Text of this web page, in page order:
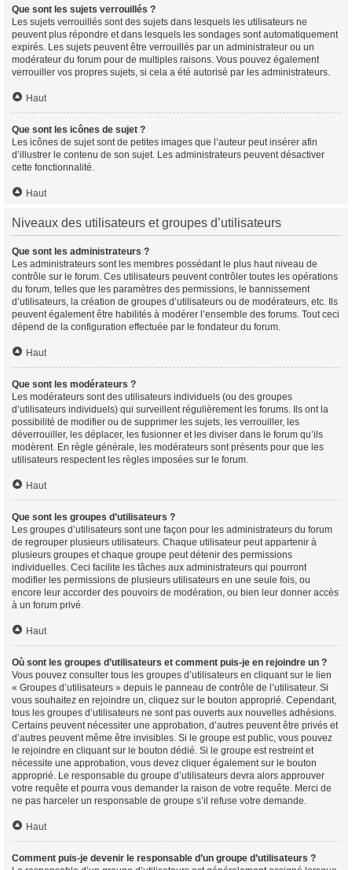
Que sont les sujets verrouillés ?
Les sujets verrouillés sont des sujets dans lesquels les utilisateurs ne
peuvent plus répondre et dans lesquels les sondages sont automatiquement
expirés. Les sujets peuvent être verrouillés par un administrateur ou un
modérateur du forum pour de multiples raisons. Vous pouvez également
verrouiller vos propres sujets, si cela a été autorisé par les administrateurs.
Haut
Que sont les icônes de sujet ?
Les icônes de sujet sont de petites images que l’auteur peut insérer afin
d’illustrer le contenu de son sujet. Les administrateurs peuvent désactiver
cette fonctionnalité.
Haut
Niveaux des utilisateurs et groupes d’utilisateurs
Que sont les administrateurs ?
Les administrateurs sont les membres possédant le plus haut niveau de
contrôle sur le forum. Ces utilisateurs peuvent contrôler toutes les opérations
du forum, telles que les paramètres des permissions, le bannissement
d’utilisateurs, la création de groupes d’utilisateurs ou de modérateurs, etc. Ils
peuvent également être habilités à modérer l’ensemble des forums. Tout ceci
dépend de la configuration effectuée par le fondateur du forum.
Haut
Que sont les modérateurs ?
Les modérateurs sont des utilisateurs individuels (ou des groupes
d’utilisateurs individuels) qui surveillent régulièrement les forums. Ils ont la
possibilité de modifier ou de supprimer les sujets, les verrouiller, les
déverrouiller, les déplacer, les fusionner et les diviser dans le forum qu’ils
modèrent. En règle générale, les modérateurs sont présents pour que les
utilisateurs respectent les règles imposées sur le forum.
Haut
Que sont les groupes d’utilisateurs ?
Les groupes d’utilisateurs sont une façon pour les administrateurs du forum
de regrouper plusieurs utilisateurs. Chaque utilisateur peut appartenir à
plusieurs groupes et chaque groupe peut détenir des permissions
individuelles. Ceci facilite les tâches aux administrateurs qui pourront
modifier les permissions de plusieurs utilisateurs en une seule fois, ou
encore leur accorder des pouvoirs de modération, ou bien leur donner accès
à un forum privé.
Haut
Où sont les groupes d’utilisateurs et comment puis-je en rejoindre un ?
Vous pouvez consulter tous les groupes d’utilisateurs en cliquant sur le lien
« Groupes d’utilisateurs » depuis le panneau de contrôle de l’utilisateur. Si
vous souhaitez en rejoindre un, cliquez sur le bouton approprié. Cependant,
tous les groupes d’utilisateurs ne sont pas ouverts aux nouvelles adhésions.
Certains peuvent nécessiter une approbation, d’autres peuvent être privés et
d’autres peuvent même être invisibles. Si le groupe est public, vous pouvez
le rejoindre en cliquant sur le bouton dédié. Si le groupe est restreint et
nécessite une approbation, vous devez cliquer également sur le bouton
approprié. Le responsable du groupe d’utilisateurs devra alors approuver
votre requête et pourra vous demander la raison de votre requête. Merci de
ne pas harceler un responsable de groupe s’il refuse votre demande.
Haut
Comment puis-je devenir le responsable d’un groupe d’utilisateurs ?